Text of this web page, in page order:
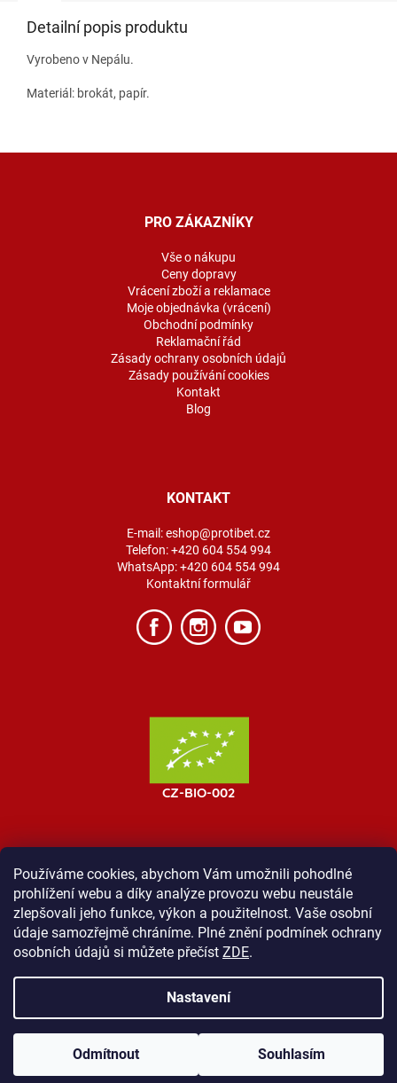
Používáme cookies, abychom Vám umožnili pohodlné
prohlížení webu a díky analýze provozu webu neustále
zlepšovali jeho funkce, výkon a použitelnost. Vaše osobní
údaje samozřejmě chráníme. Plné znění podmínek ochrany
osobních údajů si můžete přečíst ZDE.
Nastavení
Odmítnout Souhlasím
Detailní popis produktu
Vyrobeno v Nepálu.
Materiál: brokát, papír.
PRO ZÁKAZNÍKY
Vše o nákupu
Ceny dopravy
Vrácení zboží a reklamace
Moje objednávka (vrácení)
Obchodní podmínky
Reklamační řád
Zásady ochrany osobních údajů
Zásady používání cookies
Kontakt
Blog
KONTAKT
E-mail:eshop@protibet.cz
Telefon:+420 604 554 994
WhatsApp:+420 604 554 994
Kontaktní formulář
MOST ProTibet Vše o nákupu
Obchodní podmínky
Zásady ochrany osobních údajů
Kontakt
Vytvořil Shoptet
Copyright 2026Shop ProTibet . Všechna práva vyhrazena.